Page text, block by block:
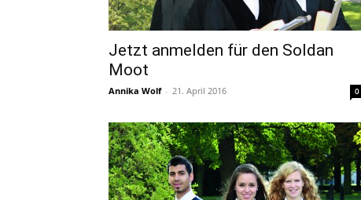
Jetzt anmelden für den Soldan
Moot
Annika Wolf - 21. April 2016 0